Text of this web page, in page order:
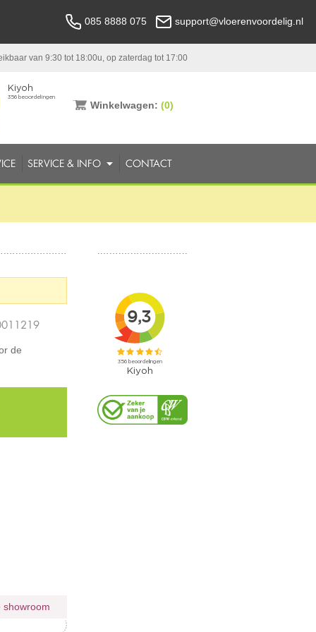
085 8888 075 support@vloerenvoordelig.nl
van 9:30 tot 18:00u, op zaterdag tot 17:00
Winkelwagen: (0)
SERVICE & INFO CONTACT
de
showroom